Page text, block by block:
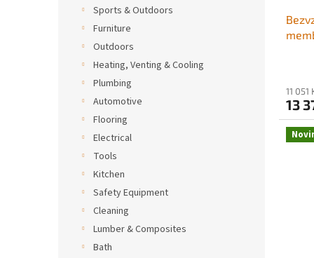
Sports & Outdoors
Furniture
Outdoors
Heating, Venting & Cooling
Plumbing
Automotive
Flooring
Electrical
Tools
Kitchen
Safety Equipment
Cleaning
Lumber & Composites
Bath
psi,
11 051
13